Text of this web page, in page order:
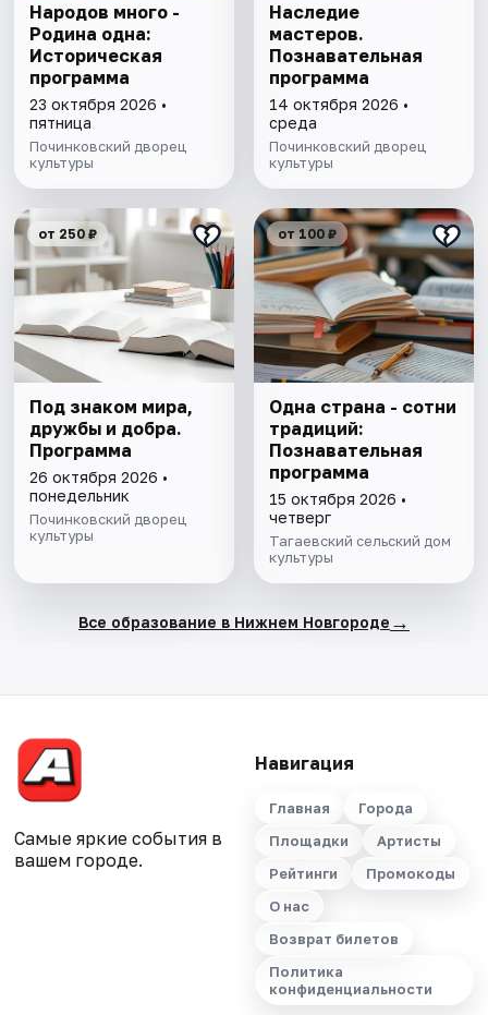
Народов много -
Родина одна:
Историческая
программа
23 октября 2026 •
пятница
Починковский дворец
культуры
Наследие
мастеров.
Познавательная
программа
14 октября 2026 •
среда
Починковский дворец
культуры
от 250 ₽
Под знаком мира,
дружбы и добра.
Программа
26 октября 2026 •
понедельник
Починковский дворец
культуры
от 100 ₽
Одна страна - сотни
традиций:
Познавательная
программа
15 октября 2026 •
четверг
Тагаевский сельский дом
культуры
Все образование в Нижнем Новгороде →
Самые яркие события в
вашем городе.
Навигация
Главная
Города
Площадки
Артисты
Рейтинги
Промокоды
О нас
Возврат билетов
Политика
конфиденциальности